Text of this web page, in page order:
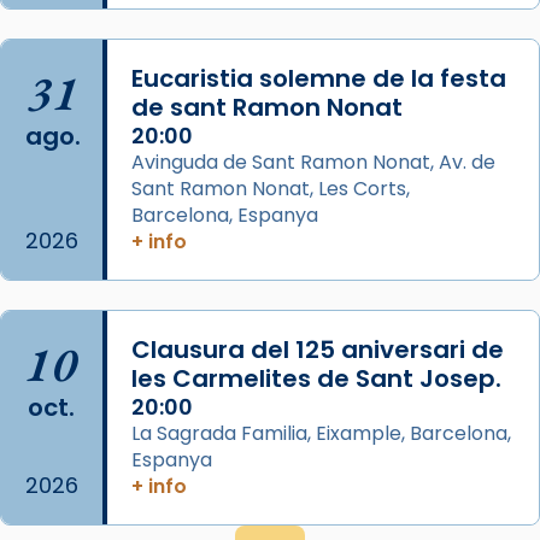
L’arquebisbe de Barcelona, el cardenal Joan
Josep Omella, ha presidit la missa i l’ha
concelebrat el bisbe auxiliar de Barcelona,
Mons. David Abadías.
📸 Dr. G. Simón
View on Facebook ·
Arquebisbat de Barcelona
Memòria de les santes Juliana i
Semproniana, verges i màrtirs.
Acompanyant la història de sant Cugat, a
partir de l’Edat Mitjana sorgeix la tradició
31
ago.
2026
Eucaristia solemne de la festa
de sant Ramon Nonat
20:00
Avinguda de Sant Ramon Nonat, Av. de
Sant Ramon Nonat, Les Corts,
Barcelona, Espanya
+ info
10
oct.
2026
Clausura del 125 aniversari de
les Carmelites de Sant Josep.
20:00
La Sagrada Familia, Eixample, Barcelona,
Espanya
+ info